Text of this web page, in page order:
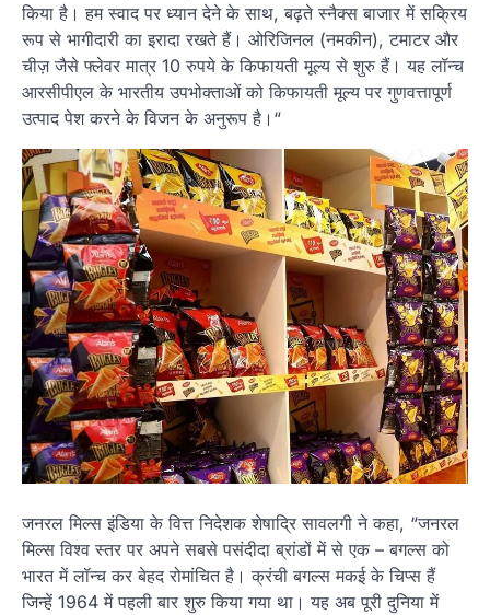
किया है। हम स्वाद पर ध्यान देने के साथ, बढ़ते स्नैक्स बाजार में सक्रिय
रूप से भागीदारी का इरादा रखते हैं। ओरिजिनल (नमकीन), टमाटर और
चीज़ जैसे फ्लेवर मात्र 10 रुपये के किफायती मूल्य से शुरु हैं। यह लॉन्च
आरसीपीएल के भारतीय उपभोक्ताओं को किफायती मूल्य पर गुणवत्तापूर्ण
उत्पाद पेश करने के विजन के अनुरूप है।“
जनरल मिल्स इंडिया के वित्त निदेशक शेषाद्रि सावलगी ने कहा, “जनरल
मिल्स विश्व स्तर पर अपने सबसे पसंदीदा ब्रांडों में से एक – बगल्स को
भारत में लॉन्च कर बेहद रोमांचित है। क्रंची बगल्स मकई के चिप्स हैं
जिन्हें 1964 में पहली बार शुरु किया गया था। यह अब पूरी दुनिया में